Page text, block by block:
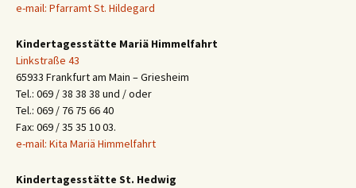
e-mail: Pfarramt St. Hildegard
Kindertagesstätte Mariä Himmelfahrt
Linkstraße 43
65933 Frankfurt am Main – Griesheim
Tel.: 069 / 38 38 38 und / oder
Tel.: 069 / 76 75 66 40
Fax: 069 / 35 35 10 03.
e-mail: Kita Mariä Himmelfahrt
Kindertagesstätte St. Hedwig